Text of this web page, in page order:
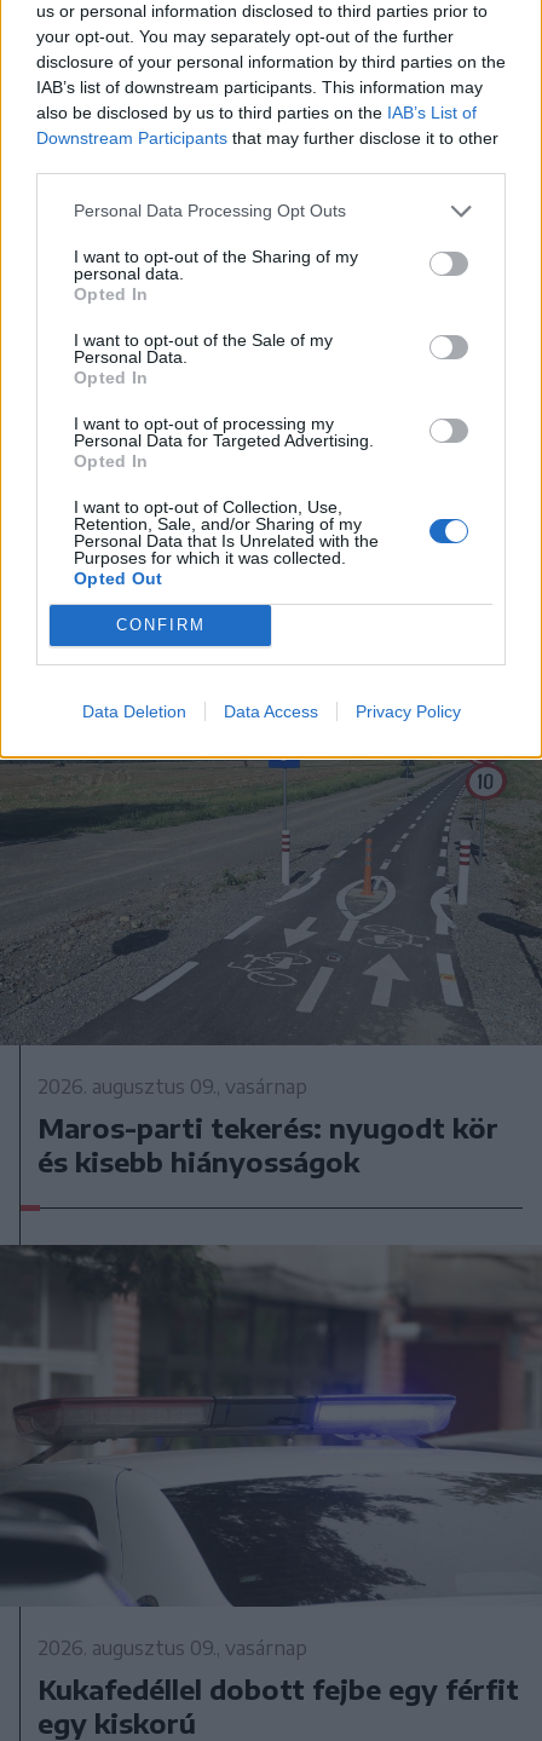
us or personal information disclosed to third parties prior to
your opt-out. You may separately opt-out of the further
disclosure of your personal information by third parties on the
IAB’s list of downstream participants. This information may
also be disclosed by us to third parties on the IAB’s List of
Downstream Participants that may further disclose it to other
Personal Data Processing Opt Outs
I want to opt-out of the Sharing of my
personal data.
Opted In
I want to opt-out of the Sale of my
Personal Data.
Opted In
I want to opt-out of processing my
Personal Data for Targeted Advertising.
Opted In
I want to opt-out of Collection, Use,
Retention, Sale, and/or Sharing of my
Personal Data that Is Unrelated with the
Purposes for which it was collected.
Opted Out
CONFIRM
Data Deletion Data Access Privacy Policy
Helyiek, külföldiek és medvék is
látogatják a víz alatti falu
környékét
2026. augusztus 09., vasárnap
Maros-parti tekerés: nyugodt kör
és kisebb hiányosságok
2026. augusztus 09., vasárnap
Kukafedéllel dobott fejbe egy férfit
egy kiskorú